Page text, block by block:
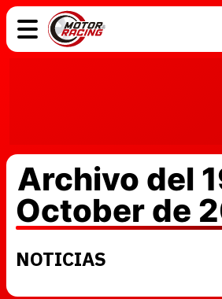
Archivo del
October de
NOTICIAS